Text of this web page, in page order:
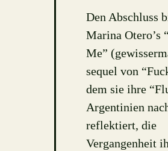
Den Abschluss
Marina Otero’s
Me”
sequel von
dem sie ihre
Argentinien
reflektiert, die
Vergangenheit